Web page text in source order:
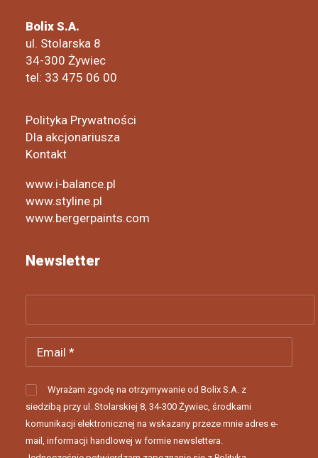
Bolix S.A.
ul. Stolarska 8
34-300 Żywiec
tel: 33 475 06 00
Polityka Prywatności
Dla akcjonariusza
Kontakt
www.i-balance.pl
www.styline.pl
www.bergerpaints.com
Newsletter
Wyrażam zgodę na otrzymywanie od Bolix S.A. z
siedzibą przy ul. Stolarskiej 8, 34-300 Żywiec, środkami
komunikacji elektronicznej na wskazany przeze mnie adres e-
mail, informacji handlowej w formie newslettera.